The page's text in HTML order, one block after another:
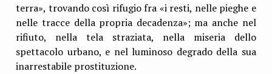
terra», trovando così rifugio fra «i resti, nelle pieghe e
nelle tracce della propria decadenza»; ma anche nel
rifiuto, nella tela straziata, nella miseria dello
spettacolo urbano, e nel luminoso degrado della sua
inarrestabile prostituzione.